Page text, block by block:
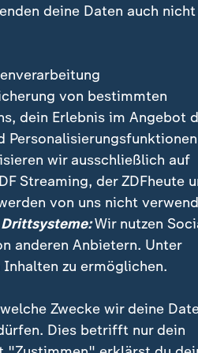
bis zu politischen
Werner spricht darüber, als
deine Daten auch nicht
von bestimmten
dein Erlebnis im Angebot
Personalisierungsfunktionen
wir ausschließlich auf
Streaming, der ZDFheute
von uns nicht
Drittsysteme:Wir nutzen
anderen Anbietern. Unter
zu ermöglichen.
Zwecke wir deine
Dies betrifft nur dein